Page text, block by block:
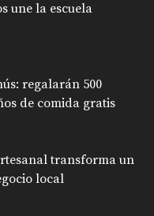
une la escuela
regalarán 500
de comida gratis
transforma un
local